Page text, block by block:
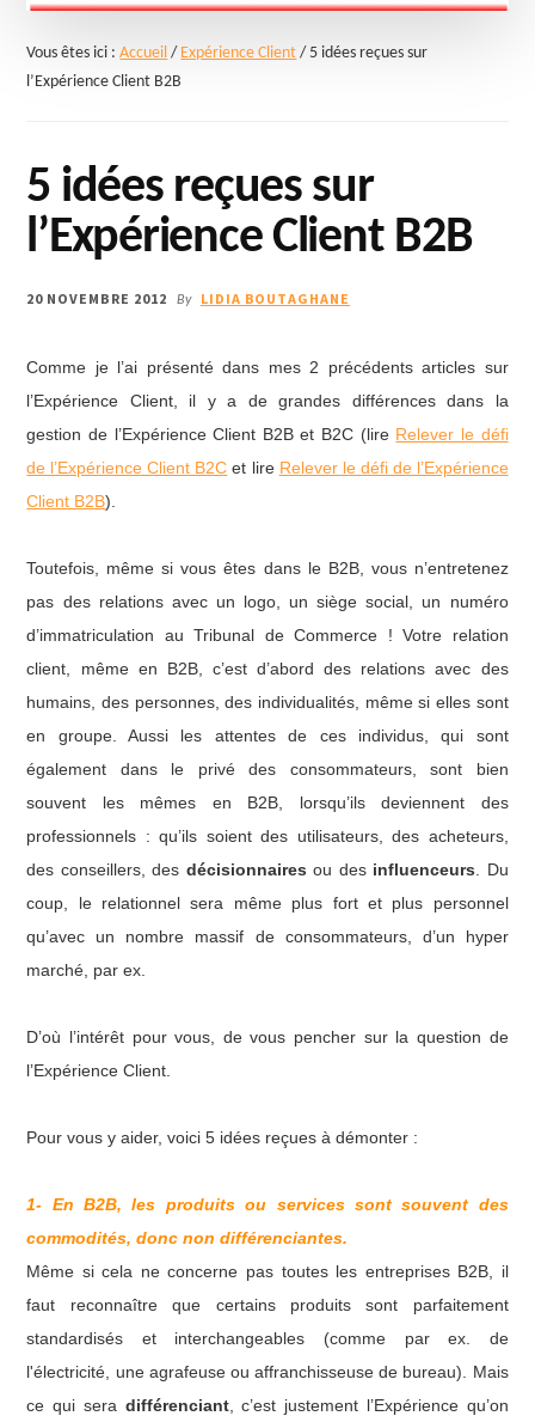
Vous êtes ici :Accueil / Expérience Client /5 idées reçues sur
l’Expérience Client B2B
5 idées reçues sur
l’Expérience Client B2B
20 NOVEMBRE 2012 By LIDIA BOUTAGHANE
Comme je l’ai présenté dans mes 2 précédents articles sur
l’Expérience Client, il y a de grandes différences dans la
gestion de l’Expérience Client B2B et B2C (lire Relever le défi
de l’Expérience Client B2C et lire Relever le défi de l’Expérience
Client B2B).
Toutefois, même si vous êtes dans le B2B, vous n’entretenez
pas des relations avec un logo, un siège social, un numéro
d’immatriculation au Tribunal de Commerce ! Votre relation
client, même en B2B, c’est d’abord des relations avec des
humains, des personnes, des individualités, même si elles sont
en groupe. Aussi les attentes de ces individus, qui sont
également dans le privé des consommateurs, sont bien
souvent les mêmes en B2B, lorsqu’ils deviennent des
professionnels : qu’ils soient des utilisateurs, des acheteurs,
des conseillers, des décisionnaires ou des influenceurs . Du
coup, le relationnel sera même plus fort et plus personnel
qu’avec un nombre massif de consommateurs, d’un hyper
marché, par ex.
D’où l’intérêt pour vous, de vous pencher sur la question de
l’Expérience Client.
Pour vous y aider, voici 5 idées reçues à démonter :
1- EnB2B, les produits ou services sontsouvent des
commodités, donc non différenciantes.
Même si cela ne concerne pas toutes les entreprises B2B, il
faut reconnaître que certains produits sont parfaitement
standardisés et interchangeables (comme par ex. de
l'électricité, une agrafeuse ou affranchisseuse de bureau). Mais
ce qui sera différenciant, c’est justement l’Expérience qu’on